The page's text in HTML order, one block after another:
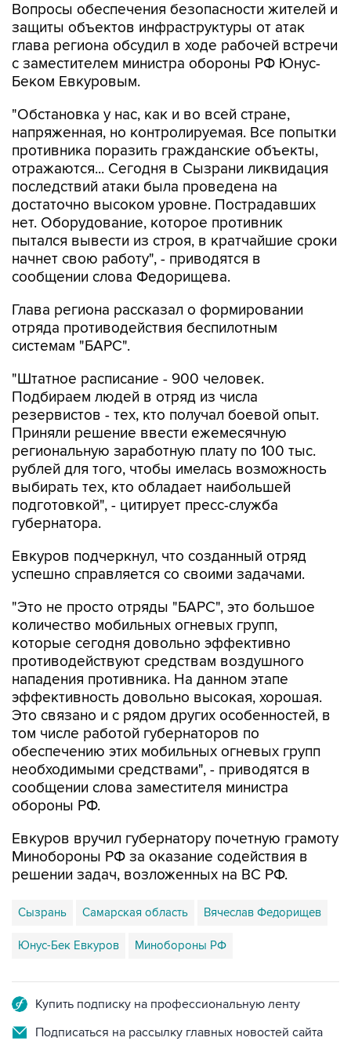
Вопросы обеспечения безопасности жителей и
защиты объектов инфраструктуры от атак
глава региона обсудил в ходе рабочей встречи
с заместителем министра обороны РФ Юнус-
Беком Евкуровым.
"Обстановка у нас, как и во всей стране,
напряженная, но контролируемая. Все попытки
противника поразить гражданские объекты,
отражаются... Сегодня в Сызрани ликвидация
последствий атаки была проведена на
достаточно высоком уровне. Пострадавших
нет. Оборудование, которое противник
пытался вывести из строя, в кратчайшие сроки
начнет свою работу", - приводятся в
сообщении слова Федорищева.
Глава региона рассказал о формировании
отряда противодействия беспилотным
системам "БАРС".
"Штатное расписание - 900 человек.
Подбираем людей в отряд из числа
резервистов - тех, кто получал боевой опыт.
Приняли решение ввести ежемесячную
региональную заработную плату по 100 тыс.
рублей для того, чтобы имелась возможность
выбирать тех, кто обладает наибольшей
подготовкой", - цитирует пресс-служба
губернатора.
Евкуров подчеркнул, что созданный отряд
успешно справляется со своими задачами.
"Это не просто отряды "БАРС", это большое
количество мобильных огневых групп,
которые сегодня довольно эффективно
противодействуют средствам воздушного
нападения противника. На данном этапе
эффективность довольно высокая, хорошая.
Это связано и с рядом других особенностей, в
том числе работой губернаторов по
обеспечению этих мобильных огневых групп
необходимыми средствами", - приводятся в
сообщении слова заместителя министра
обороны РФ.
Евкуров вручил губернатору почетную грамоту
Минобороны РФ за оказание содействия в
решении задач, возложенных на ВС РФ.
Сызрань Самарская область Вячеслав Федорищев
Юнус-Бек Евкуров Минобороны РФ
Купить подписку на профессиональную ленту
Подписаться на рассылку главных новостей сайта